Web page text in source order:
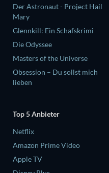
Der Astronaut - Project Hail
Mary
Glennkill: Ein Schafskrimi
Die Odyssee
Masters of the Universe
Obsession – Du sollst mich
lieben
Top 5 Anbieter
Netflix
Amazon Prime Video
Apple TV